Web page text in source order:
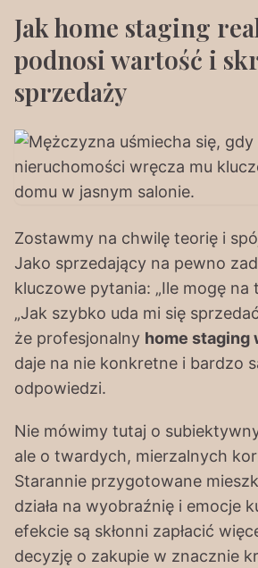
Jak home staging
podnosi wartość i
sprzedaży
Zostawmy na chwilę teorię i
Jako sprzedający na pewno
kluczowe pytania: „Ile mogę na
„Jak szybko uda mi się
że profesjonalny home staging
daje na nie konkretne i bardzo
odpowiedzi.
Nie mówimy tutaj o
ale o twardych, mierzalnych
Starannie przygotowane
działa na wyobraźnię i emocje
efekcie są skłonni zapłacić
decyzję o zakupie w znacznie